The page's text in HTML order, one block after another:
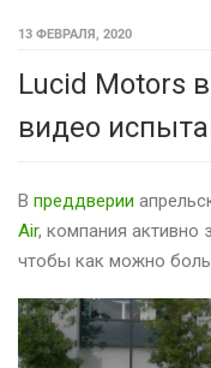
13 ФЕВРАЛЯ, 2020
Lucid Motors
видео
В преддверии
Air, компания активно
чтобы как можно